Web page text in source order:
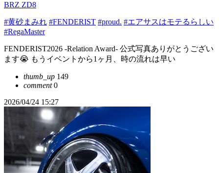
BRZ ZD8
#黄砂まみれ #FENDERIST #proud. #エアサスはモテるらしい
#RegaMaster
FENDERIST2026 -Relation Award- 公式写真ありがとうござい
ます😭 もうイベントから1ヶ月、時の流れは早い
thumb_up 149
comment0
2026/04/24 15:27